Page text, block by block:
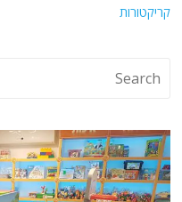
קריקטורות